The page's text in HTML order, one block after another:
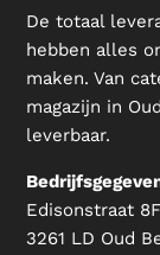
De totaal
hebben alles
maken. Van
magazijn in
leverbaar.
Edisonstraat 8F
3261 LD Oud